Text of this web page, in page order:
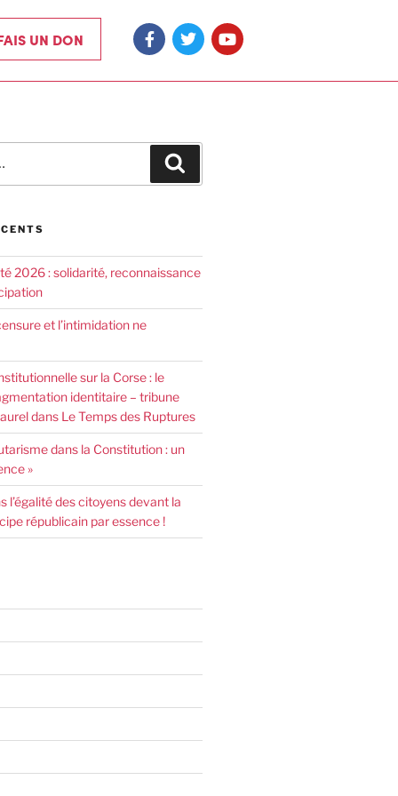
UN DON
2026 : solidarité, reconnaissance
et l’intimidation ne
sur la Corse : le
identitaire – tribune
dans Le Temps des Ruptures
dans la Constitution : un
»
l’égalité des citoyens devant la
républicain par essence !